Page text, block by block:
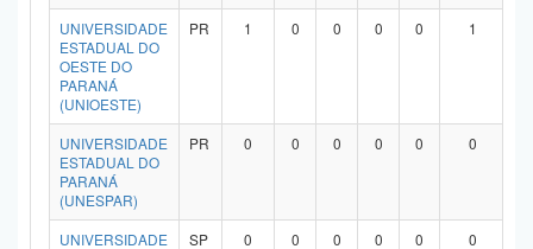
UNIVERSIDADE
ESTADUAL DO
OESTE DO
PARANÁ
(UNIOESTE)
PR 1 0 0 0 0 1
UNIVERSIDADE
ESTADUAL DO
PARANÁ
(UNESPAR)
PR 0 0 0 0 0 0
UNIVERSIDADE
SP 0 0 0 0 0 0